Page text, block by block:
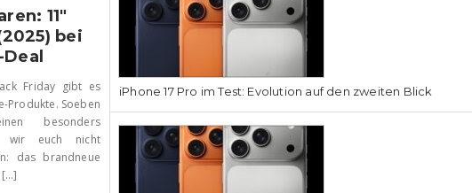
11″
bei
Friday gibt es
Produkte. Soeben
besonders
wir euch nicht
das brandneue
iPhone 17 Pro im Test: Evolution auf den zweiten Blick